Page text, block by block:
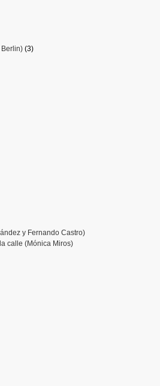
(3)
y Fernando Castro)
calle (Mónica Miros)